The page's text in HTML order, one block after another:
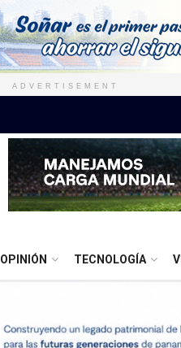
ADVERTISEMENT
OPINIÓN TECNOLOGÍA